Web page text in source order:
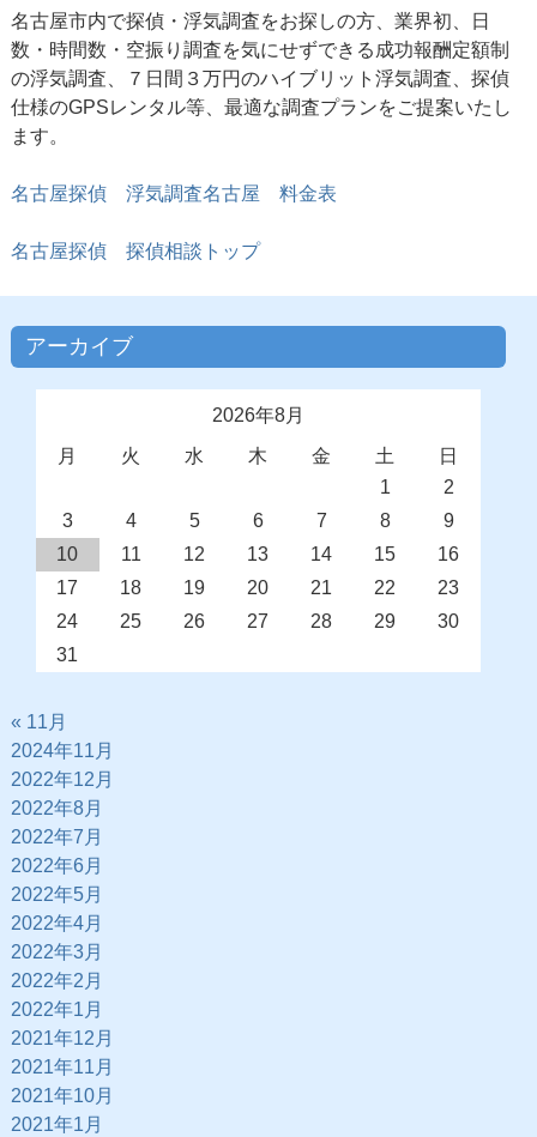
名古屋市内で探偵・浮気調査をお探しの方、業界初、日
数・時間数・空振り調査を気にせずできる成功報酬定額制
の浮気調査、７日間３万円のハイブリット浮気調査、探偵
仕様のGPSレンタル等、最適な調査プランをご提案いたし
ます。
名古屋探偵 浮気調査名古屋 料金表
名古屋探偵 探偵相談トップ
アーカイブ
2026年8月
月
火 水 木 金 土
日
1
2
3
4 5 6 7 8
9
10
11 12 13 14 15
16
17
18 19 20 21 22
23
24
25 26 27 28 29
30
31
« 11月
2024年11月
2022年12月
2022年8月
2022年7月
2022年6月
2022年5月
2022年4月
2022年3月
2022年2月
2022年1月
2021年12月
2021年11月
2021年10月
2021年1月